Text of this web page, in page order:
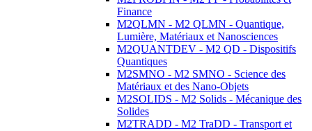
Finance
M2QLMN - M2 QLMN - Quantique,
Lumière, Matériaux et Nanosciences
M2QUANTDEV - M2 QD - Dispositifs
Quantiques
M2SMNO - M2 SMNO - Science des
Matériaux et des Nano-Objets
M2SOLIDS - M2 Solids - Mécanique des
Solides
M2TRADD - M2 TraDD - Transport et